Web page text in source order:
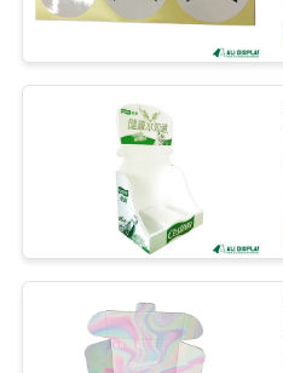
CITAAT
SITEMAP
PRIVACY
POLICY
Document